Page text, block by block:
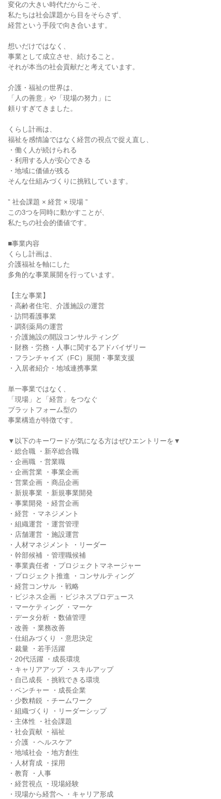
変化の大きい時代だからこそ、
私たちは社会課題から目をそらさず、
経営という手段で向き合います。
想いだけではなく、
事業として成立させ、続けること。
それが本当の社会貢献だと考えています。
介護・福祉の世界は、
「人の善意」や「現場の努力」に
頼りすぎてきました。
くらし計画は、
福祉を感情論ではなく経営の視点で捉え直し、
・働く人が続けられる
・利用する人が安心できる
・地域に価値が残る
そんな仕組みづくりに挑戦しています。
” 社会課題 × 経営 × 現場 ”
この3つを同時に動かすことが、
私たちの社会的価値です。
■事業内容
くらし計画は、
介護福祉を軸にした
多角的な事業展開を行っています。
【主な事業】
・高齢者住宅、介護施設の運営
・訪問看護事業
・調剤薬局の運営
・介護施設の開設コンサルティング
・財務・労務・人事に関するアドバイザリー
・フランチャイズ（FC）展開・事業支援
・入居者紹介・地域連携事業
単一事業ではなく、
「現場」と「経営」をつなぐ
プラットフォーム型の
事業構造が特徴です。
▼以下のキーワードが気になる方はぜひエントリーを▼
・総合職 ・新卒総合職
・企画職 ・営業職
・企画営業 ・事業企画
・営業企画 ・商品企画
・新規事業 ・新規事業開発
・事業開発 ・経営企画
・経営 ・マネジメント
・組織運営 ・運営管理
・店舗運営 ・施設運営
・人材マネジメント ・リーダー
・幹部候補 ・管理職候補
・事業責任者 ・プロジェクトマネージャー
・プロジェクト推進 ・コンサルティング
・経営コンサル ・戦略
・ビジネス企画 ・ビジネスプロデュース
・マーケティング ・マーケ
・データ分析 ・数値管理
・改善 ・業務改善
・仕組みづくり ・意思決定
・裁量 ・若手活躍
・20代活躍 ・成長環境
・キャリアアップ ・スキルアップ
・自己成長 ・挑戦できる環境
・ベンチャー ・成長企業
・少数精鋭 ・チームワーク
・組織づくり ・リーダーシップ
・主体性 ・社会課題
・社会貢献 ・福祉
・介護 ・ヘルスケア
・地域社会 ・地方創生
・人材育成 ・採用
・教育 ・人事
・経営視点 ・現場経験
・現場から経営へ ・キャリア形成